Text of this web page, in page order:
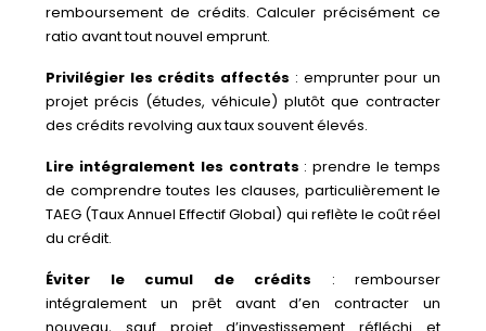
remboursement de crédits. Calculer précisément ce
ratio avant tout nouvel emprunt.
Privilégier les crédits affectés : emprunter pour un
projet précis (études, véhicule) plutôt que contracter
des crédits revolving aux taux souvent élevés.
Lire intégralement les contrats : prendre le temps
de comprendre toutes les clauses, particulièrement le
TAEG (Taux Annuel Effectif Global) qui reflète le coût réel
du crédit.
Éviter le cumul de crédits : rembourser
intégralement un prêt avant d’en contracter un